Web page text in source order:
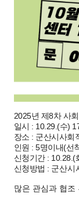
2025년 제8차 사
일시 : 10.29.(수)
장소 : 군산시사회
인원 : 5명이내(선
신청기간 : 10.28.(
신청방법 : 군산시
많은 관심과 협조